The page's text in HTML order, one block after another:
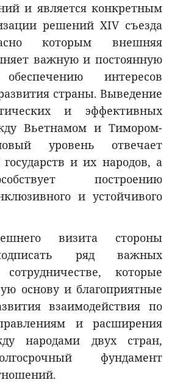
и является конкретным
решений XIV съезда
которым внешняя
важную и постоянную
интересов
страны. Выведение
и эффективных
Вьетнамом и Тимором-
уровень отвечает
и их народов, а
построению
и устойчивого
визита стороны
ряд важных
которые
основу и благоприятные
взаимодействия по
и расширения
народами двух стран,
фундамент